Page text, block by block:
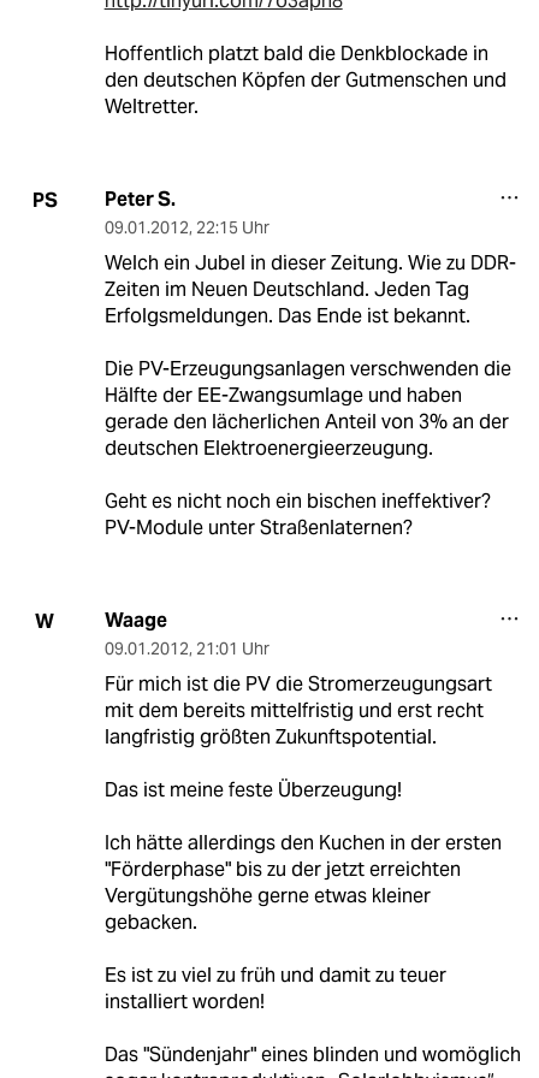
Hoffentlich platzt bald die Denkblockade in
den deutschen Köpfen der Gutmenschen und
Weltretter.
PS Peter S.
09.01.2012, 22:15 Uhr
Welch ein Jubel in dieser Zeitung. Wie zu DDR-
Zeiten im Neuen Deutschland. Jeden Tag
Erfolgsmeldungen. Das Ende ist bekannt.
Die PV-Erzeugungsanlagen verschwenden die
Hälfte der EE-Zwangsumlage und haben
gerade den lächerlichen Anteil von 3% an der
deutschen Elektroenergieerzeugung.
Geht es nicht noch ein bischen ineffektiver?
PV-Module unter Straßenlaternen?
W Waage
09.01.2012, 21:01 Uhr
Für mich ist die PV die Stromerzeugungsart
mit dem bereits mittelfristig und erst recht
langfristig größten Zukunftspotential.
Das ist meine feste Überzeugung!
Ich hätte allerdings den Kuchen in der ersten
"Förderphase" bis zu der jetzt erreichten
Vergütungshöhe gerne etwas kleiner
gebacken.
Es ist zu viel zu früh und damit zu teuer
installiert worden!
Das "Sündenjahr" eines blinden und womöglich